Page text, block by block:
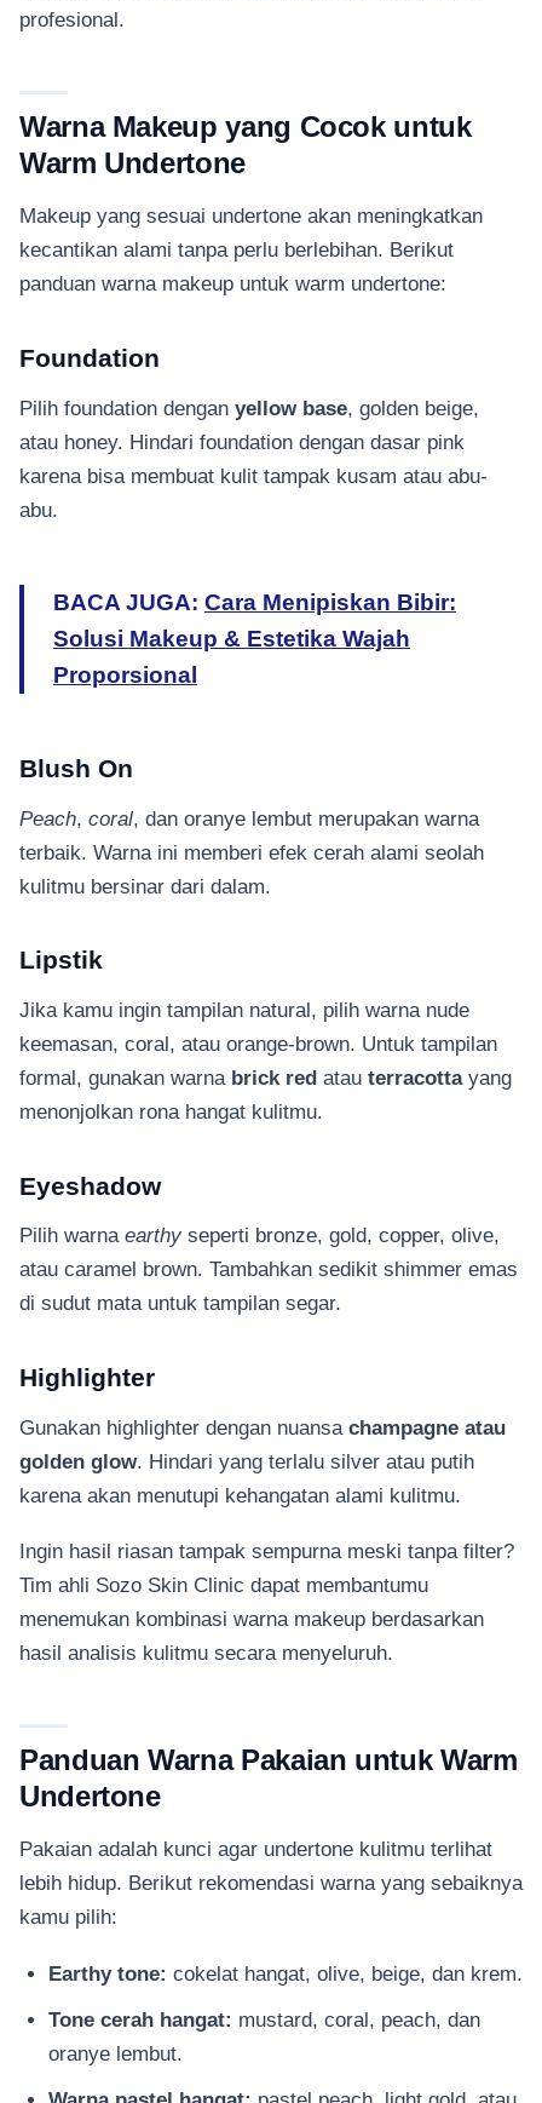
profesional.
Warna Makeup yang Cocok untuk
Warm Undertone
Makeup yang sesuai undertone akan meningkatkan
kecantikan alami tanpa perlu berlebihan. Berikut
panduan warna makeup untuk warm undertone:
Foundation
Pilih foundation dengan yellow base, golden beige,
atau honey. Hindari foundation dengan dasar pink
karena bisa membuat kulit tampak kusam atau abu-
abu.
BACA JUGA: Cara Menipiskan Bibir:
Solusi Makeup & Estetika Wajah
Proporsional
Blush On
Peach coral , dan oranye lembut merupakan warna
terbaik. Warna ini memberi efek cerah alami seolah
kulitmu bersinar dari dalam.
Lipstik
Jika kamu ingin tampilan natural, pilih warna nude
keemasan, coral, atau orange-brown. Untuk tampilan
formal, gunakan warna brick red atau terracottayang
menonjolkan rona hangat kulitmu.
Eyeshadow
Pilih warna earthy seperti bronze, gold, copper, olive,
atau caramel brown. Tambahkan sedikit shimmer emas
di sudut mata untuk tampilan segar.
Highlighter
Gunakan highlighter dengan nuansa champagne atau
golden glow. Hindari yang terlalu silver atau putih
karena akan menutupi kehangatan alami kulitmu.
Ingin hasil riasan tampak sempurna meski tanpa filter?
Tim ahli Sozo Skin Clinic dapat membantumu
menemukan kombinasi warna makeup berdasarkan
hasil analisis kulitmu secara menyeluruh.
Panduan Warna Pakaian untuk Warm
Undertone
Pakaian adalah kunci agar undertone kulitmu terlihat
lebih hidup. Berikut rekomendasi warna yang sebaiknya
kamu pilih:
Earthy tone: cokelat hangat, olive, beige, dan krem.
Tone cerah hangat: mustard, coral, peach, dan
oranye lembut.